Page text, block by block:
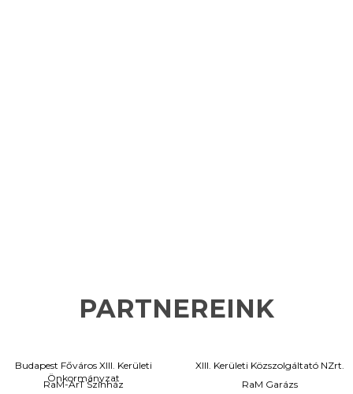
PARTNEREINK
Budapest Főváros XIII. Kerületi
Önkormányzat
XIII. Kerületi Közszolgáltató NZrt.
RaM-ArT Színház
RaM Garázs